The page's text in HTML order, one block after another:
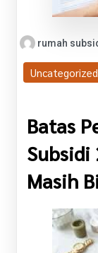
rumah
Uncategorized
Batas
Subsidi
Masih